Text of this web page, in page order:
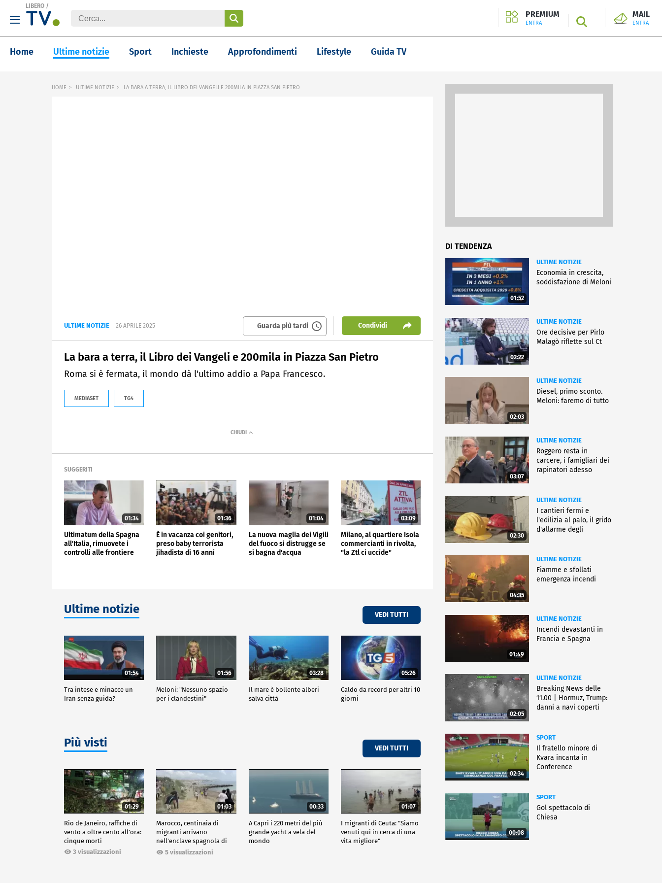
LIBERO /
PREMIUM
ENTRA SEARCH
MAIL
ENTRA
Home Ultime notizie Sport Inchieste Approfondimenti Lifestyle Guida TV
HOME ULTIME NOTIZIE LA BARA A TERRA, IL LIBRO DEI VANGELI E 200MILA IN PIAZZA SAN PIETRO
ULTIME NOTIZIE 26 APRILE 2025 Guarda più tardi Condividi
La bara a terra, il Libro dei Vangeli e 200mila in Piazza San Pietro
Roma si è fermata, il mondo dà l'ultimo addio a Papa Francesco.
MEDIASET TG4
SUGGERITI
01:34
Ultimatum della Spagna
all'Italia, rimuovete i
controlli alle frontiere
01:36
È in vacanza coi genitori,
preso baby terrorista
jihadista di 16 anni
01:04
La nuova maglia dei Vigili
del fuoco si distrugge se
si bagna d'acqua
03:09
Milano, al quartiere Isola
commercianti in rivolta,
"la Ztl ci uccide"
Ultime notizie VEDI TUTTI
01:54
Tra intese e minacce un
Iran senza guida?
01:56
Meloni: "Nessuno spazio
per i clandestini"
03:28
Il mare è bollente alberi
salva città
05:26
Caldo da record per altri 10
giorni
Più visti VEDI TUTTI
01:29
Rio de Janeiro, raffiche di
vento a oltre cento all'ora:
cinque morti
3 visualizzazioni
01:03
Marocco, centinaia di
migranti arrivano
nell'enclave spagnola di
Ceuta5 visualizzazioni
00:33
A Capri i 220 metri del più
grande yacht a vela del
mondo
01:07
I migranti di Ceuta: "Siamo
venuti qui in cerca di una
vita migliore"
DI TENDENZA
01:52
ULTIME NOTIZIE
Economia in crescita,
soddisfazione di Meloni
02:22
ULTIME NOTIZIE
Ore decisive per Pirlo
Malagò riflette sul Ct
02:03
ULTIME NOTIZIE
Diesel, primo sconto.
Meloni: faremo di tutto
03:07
ULTIME NOTIZIE
Roggero resta in
carcere, i famigliari dei
rapinatori adesso
02:30
ULTIME NOTIZIE
I cantieri fermi e
l'edilizia al palo, il grido
d'allarme degli
04:35
ULTIME NOTIZIE
Fiamme e sfollati
emergenza incendi
01:49
ULTIME NOTIZIE
Incendi devastanti in
Francia e Spagna
02:05
ULTIME NOTIZIE
Breaking News delle
11.00 | Hormuz, Trump:
danni a navi coperti
02:34
SPORT
Il fratello minore di
Kvara incanta in
Conference
00:08
SPORT
Gol spettacolo di
Chiesa